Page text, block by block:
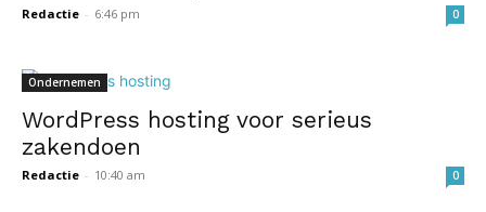
Redactie - 6:46 pm 0
Ondernemen
WordPress hosting voor serieus
zakendoen
Redactie - 10:40 am 0